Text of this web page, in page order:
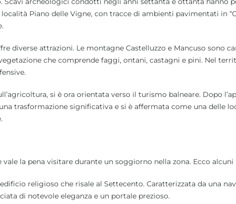
Piano delle Vigne, con tracce di ambienti pavimentati in
diverse attrazioni. Le montagne Castelluzzo e Mancuso sono
che comprende faggi, ontani, castagni e pini. Nel
si è ora orientata verso il turismo balneare. Dopo
trasformazione significativa e si è affermata come una delle
la pena visitare durante un soggiorno nella zona. Ecco
religioso che risale al Settecento. Caratterizzata da una
di notevole eleganza e un portale prezioso.